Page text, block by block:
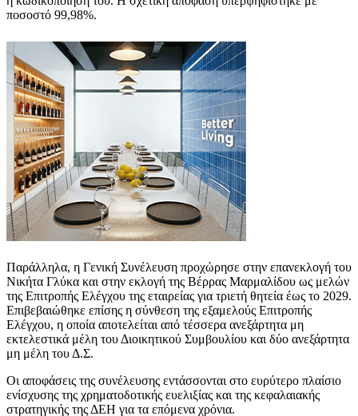
ποσοστό 99,98%.
Παράλληλα, η Γενική Συνέλευση προχώρησε στην επανεκλογή του
Νικήτα Γλύκα και στην εκλογή της Βέρρας Μαρμαλίδου ως μελών
της Επιτροπής Ελέγχου της εταιρείας για τριετή θητεία έως το 2029.
Επιβεβαιώθηκε επίσης η σύνθεση της εξαμελούς Επιτροπής
Ελέγχου, η οποία αποτελείται από τέσσερα ανεξάρτητα μη
εκτελεστικά μέλη του Διοικητικού Συμβουλίου και δύο ανεξάρτητα
μη μέλη του Δ.Σ.
Οι αποφάσεις της συνέλευσης εντάσσονται στο ευρύτερο πλαίσιο
ενίσχυσης της χρηματοδοτικής ευελιξίας και της κεφαλαιακής
στρατηγικής της ΔΕΗ για τα επόμενα χρόνια.